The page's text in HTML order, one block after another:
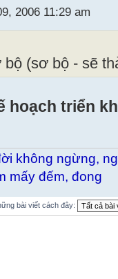
2006 11:29 am
(sơ bộ - sẽ
hoạch triển
không ngừng,
mấy đếm, đong
bài viết cách đây: